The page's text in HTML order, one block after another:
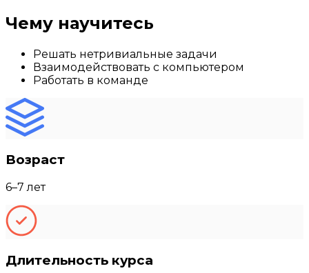
Чему научитесь
Решать нетривиальные задачи
Взаимодействовать с компьютером
Работать в команде
Возраст
6–7 лет
Длительность курса